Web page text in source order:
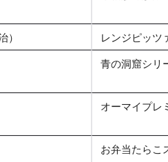
）
レンジピッツ
青の洞窟シリ
オーマイプレ
お弁当たらこ